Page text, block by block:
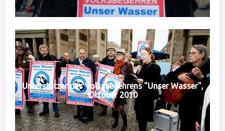
Unterstützer des Volksbegehrens "Unser Wasser",
Oktober 2010